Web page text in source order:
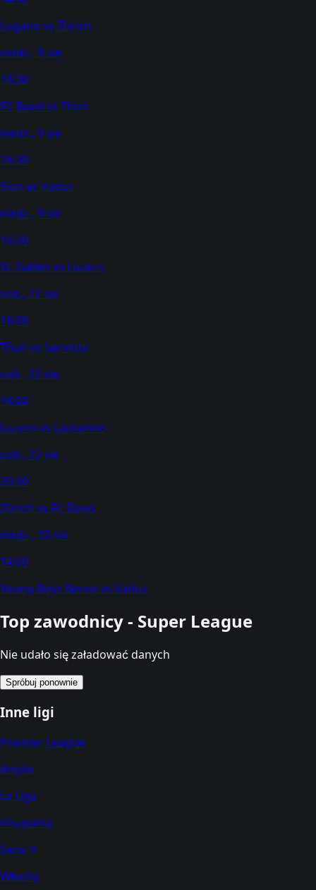
Lugano vs Zürich
niedz., 9 sie
16:30
FC Basel vs Thun
niedz., 9 sie
16:30
Sion vs Vaduz
niedz., 9 sie
16:30
St. Gallen vs Luzern
sob., 22 sie
16:00
Thun vs Servette
sob., 22 sie
18:00
Luzern vs Lausanne
sob., 22 sie
20:30
Zürich vs FC Basel
niedz., 23 sie
14:00
Young Boys Berno vs Vaduz
Top zawodnicy - Super League
Nie udało się załadować danych
Spróbuj ponownie
Inne ligi
Premier League
Anglia
La Liga
Hiszpania
Serie A
Włochy